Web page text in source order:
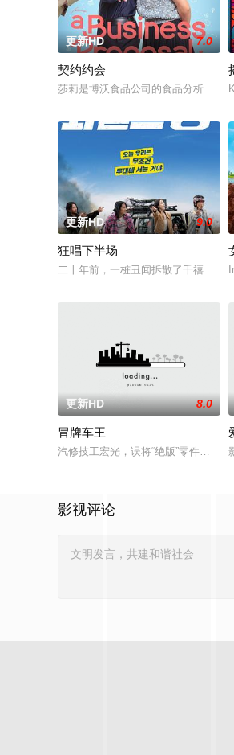
更新HD 7.0
契约约会
莎莉是博沃食品公司的食品分析师，
更新HD 9.0
狂唱下半场
二十年前，一桩丑闻拆散了千禧年初
更新HD 8.0
冒牌车王
汽修技工宏光，误将“绝版”零件遗落
影视评论